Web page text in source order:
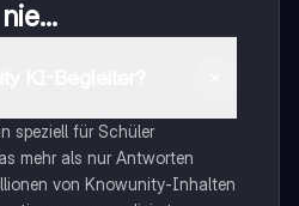
nie...
speziell für Schüler
mehr als nur Antworten
von Knowunity-Inhalten